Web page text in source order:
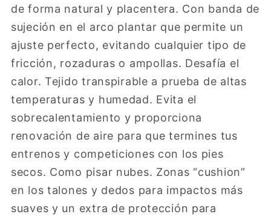
de forma natural y placentera. Con banda de
sujeción en el arco plantar que permite un
ajuste perfecto, evitando cualquier tipo de
fricción, rozaduras o ampollas. Desafía el
calor. Tejido transpirable a prueba de altas
temperaturas y humedad. Evita el
sobrecalentamiento y proporciona
renovación de aire para que termines tus
entrenos y competiciones con los pies
secos. Como pisar nubes. Zonas “cushion”
en los talones y dedos para impactos más
suaves y un extra de protección para